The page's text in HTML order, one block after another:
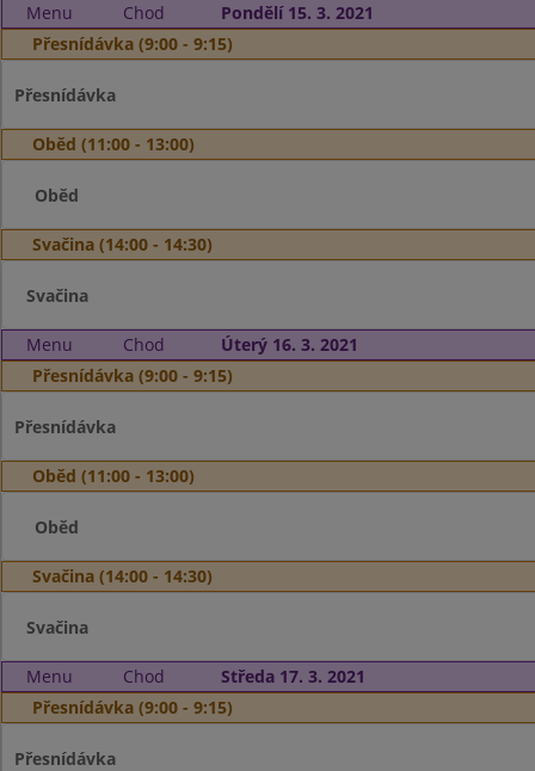
Menu Chod
Pondělí 15. 3. 2021
Přesnídávka (9:00 - 9:15)
Přesnídávka
Oběd (11:00 - 13:00)
Oběd
Svačina (14:00 - 14:30)
Svačina
Menu Chod
Úterý 16. 3. 2021
Přesnídávka (9:00 - 9:15)
Přesnídávka
Oběd (11:00 - 13:00)
Oběd
Svačina (14:00 - 14:30)
Svačina
Menu Chod
Středa 17. 3. 2021
Přesnídávka (9:00 - 9:15)
Přesnídávka